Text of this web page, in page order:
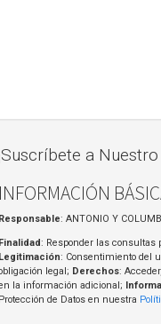
a
INFORMACIÓN
Responsable: ANTONIO Y
Finalidad: Responder las consultas
Legitimación: Consentimiento del
legal; Derechos:
la información adicional;
Protección de Datos en nuestra